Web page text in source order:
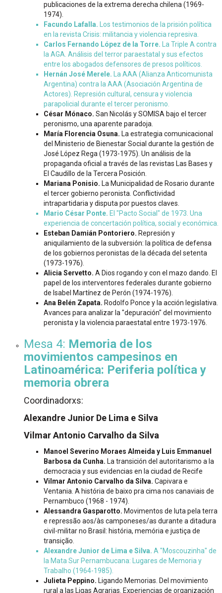
publicaciones de la extrema derecha chilena (1969-
1974).
Facundo Lafalla. Los testimonios de la prisión política
en la revista Crisis: militancia y violencia represiva.
Carlos Fernando López de la Torre. La Triple A contra
la AGA. Análisis del terror paraestatal y sus efectos
entre los abogados defensores de presos políticos.
Hernán José Merele. La AAA (Alianza Anticomunista
Argentina) contra la AAA (Asociación Argentina de
Actores). Represión cultural, censura y violencia
parapolicial durante el tercer peronismo.
César Mónaco. San Nicolás y SOMISA bajo el tercer
peronismo, una aparente paradoja.
María Florencia Osuna. La estrategia comunicacional
del Ministerio de Bienestar Social durante la gestión de
José López Rega (1973-1975). Un análisis de la
propaganda oficial a través de las revistas Las Bases y
El Caudillo de la Tercera Posición.
Mariana Ponisio. La Municipalidad de Rosario durante
el tercer gobierno peronista. Conflictividad
intrapartidaria y disputa por puestos claves.
Mario César Ponte. El "Pacto Social" de 1973. Una
experiencia de concertación política, social y económica.
Esteban Damián Pontoriero. Represión y
aniquilamiento de la subversión: la política de defensa
de los gobiernos peronistas de la década del setenta
(1973-1976).
Alicia Servetto. A Dios rogando y con el mazo dando. El
papel de los interventores federales durante gobierno
de Isabel Martínez de Perón (1974-1976).
Ana Belén Zapata. Rodolfo Ponce y la acción legislativa.
Avances para analizar la "depuración" del movimiento
peronista y la violencia paraestatal entre 1973-1976.
Mesa 4: Memoria de los
movimientos campesinos en
Latinoamérica: Periferia política y
memoria obrera
Coordinadorxs:
Alexandre Junior De Lima e Silva
Vilmar Antonio Carvalho da Silva
Manoel Severino Moraes Almeida y Luis Emmanuel
Barbosa da Cunha. La transición del autoritarismo a la
democracia y sus evidencias en la ciudad de Recife
Vilmar Antonio Carvalho da Silva. Capivara e
Ventania. A história de baixo pra cima nos canaviais de
Pernambuco (1968 - 1974).
Alessandra Gasparotto. Movimentos de luta pela terra
e repressão aos/às camponeses/as durante a ditadura
civil-militar no Brasil: história, memória e justiça de
transição.
Alexandre Junior de Lima e Silva. A "Moscouzinha" de
la Mata Sur Pernambucana: Lugares de Memoria y
Trabalho (1964-1985).
Julieta Peppino. Ligando Memorias. Del movimiento
rural a las Ligas Agrarias. Experiencias de organización